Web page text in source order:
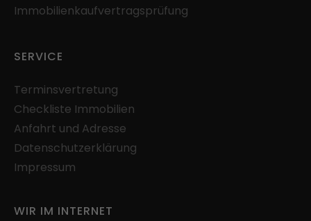
Immobilienkaufvertragsprüfung
SERVICE
Terminsvertretung
Checkliste Immobilien
Anfahrt und Adresse
Datenschutzerklärung
Impressum
WIR IM INTERNET